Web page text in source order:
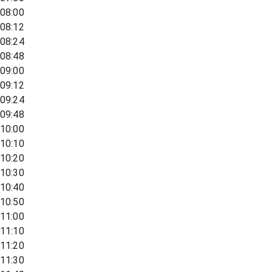
08:00
08:12
08:24
08:48
09:00
09:12
09:24
09:48
10:00
10:10
10:20
10:30
10:40
10:50
11:00
11:10
11:20
11:30